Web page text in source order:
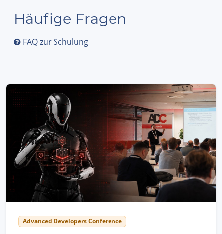
Häufige Fragen
FAQ zur Schulung
Advanced Developers Conference